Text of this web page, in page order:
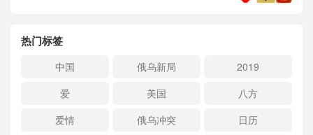
热门标签
中国 俄乌新局
2019
爱
美国
八方
爱情
俄乌冲突
日历